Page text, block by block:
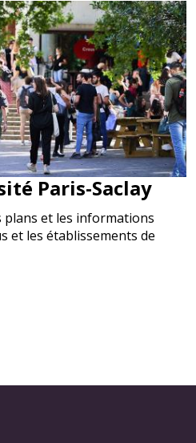
Paris-Saclay
plans et les informations
et les établissements de